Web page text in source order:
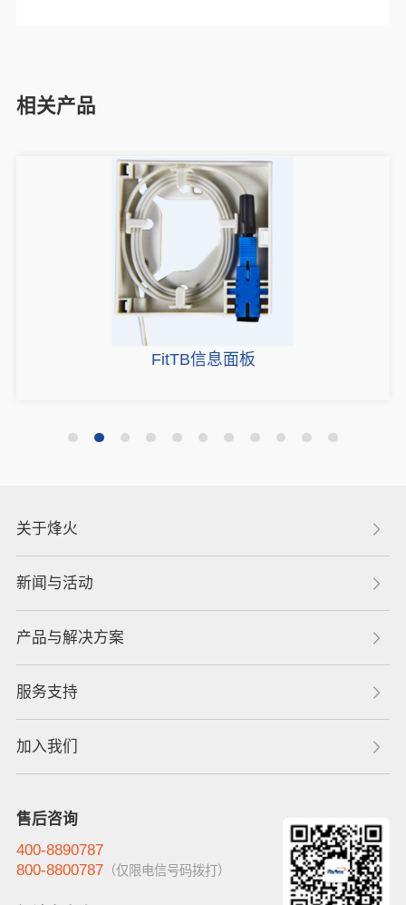
相关产品
FitTB信息面板
关于烽火
新闻与活动
产品与解决方案
服务支持
加入我们
售后咨询
400-8890787
800-8800787（仅限电信号码拨打）